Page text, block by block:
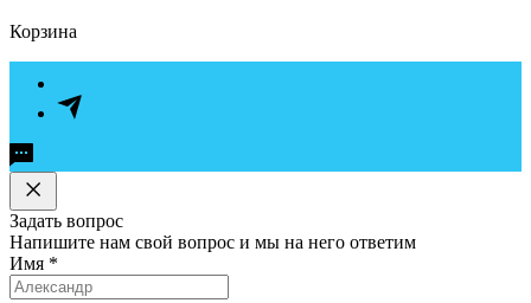
Корзина
Задать вопрос
Напишите нам свой вопрос и мы на него ответим
Имя *